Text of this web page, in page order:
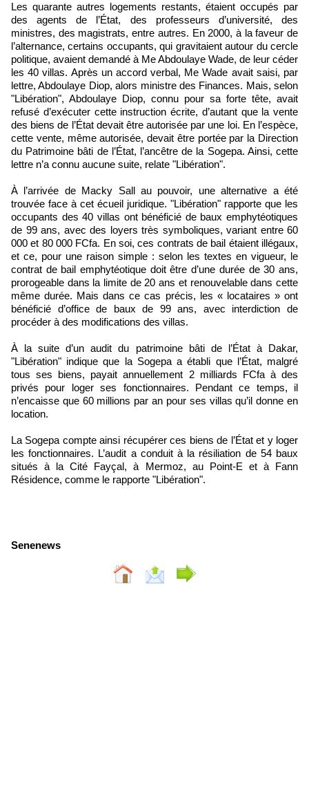
Les quarante autres logements restants, étaient occupés par
des agents de l’État, des professeurs d’université, des
ministres, des magistrats, entre autres. En 2000, à la faveur de
l’alternance, certains occupants, qui gravitaient autour du cercle
politique, avaient demandé à Me Abdoulaye Wade, de leur céder
les 40 villas. Après un accord verbal, Me Wade avait saisi, par
lettre, Abdoulaye Diop, alors ministre des Finances. Mais, selon
"Libération", Abdoulaye Diop, connu pour sa forte tête, avait
refusé d’exécuter cette instruction écrite, d’autant que la vente
des biens de l’État devait être autorisée par une loi. En l’espèce,
cette vente, même autorisée, devait être portée par la Direction
du Patrimoine bâti de l’État, l’ancêtre de la Sogepa. Ainsi, cette
lettre n’a connu aucune suite, relate "Libération".
À l’arrivée de Macky Sall au pouvoir, une alternative a été
trouvée face à cet écueil juridique. "Libération" rapporte que les
occupants des 40 villas ont bénéficié de baux emphytéotiques
de 99 ans, avec des loyers très symboliques, variant entre 60
000 et 80 000 FCfa. En soi, ces contrats de bail étaient illégaux,
et ce, pour une raison simple : selon les textes en vigueur, le
contrat de bail emphytéotique doit être d’une durée de 30 ans,
prorogeable dans la limite de 20 ans et renouvelable dans cette
même durée. Mais dans ce cas précis, les « locataires » ont
bénéficié d’office de baux de 99 ans, avec interdiction de
procéder à des modifications des villas.
À la suite d’un audit du patrimoine bâti de l’État à Dakar,
"Libération" indique que la Sogepa a établi que l’État, malgré
tous ses biens, payait annuellement 2 milliards FCfa à des
privés pour loger ses fonctionnaires. Pendant ce temps, il
n’encaisse que 60 millions par an pour ses villas qu’il donne en
location.
La Sogepa compte ainsi récupérer ces biens de l’État et y loger
les fonctionnaires. L’audit a conduit à la résiliation de 54 baux
situés à la Cité Fayçal, à Mermoz, au Point-E et à Fann
Résidence, comme le rapporte "Libération".
Senenews